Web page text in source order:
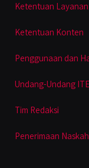
Ketentuan Layanan
Ketentuan Konten
Penggunaan dan
Undang-Undang ITE
Tim Redaksi
Penerimaan Naskah